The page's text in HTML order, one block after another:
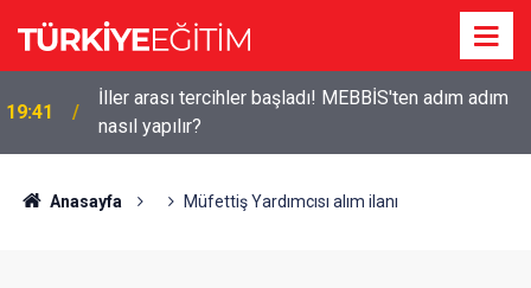
19:41
İller arası tercihler başladı! MEBBİS'ten adım adım
nasıl yapılır?
Anasayfa Müfettiş Yardımcısı alım ilanı